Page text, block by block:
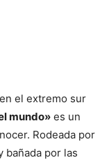
el extremo sur
mundo» es un
Rodeada por
bañada por las